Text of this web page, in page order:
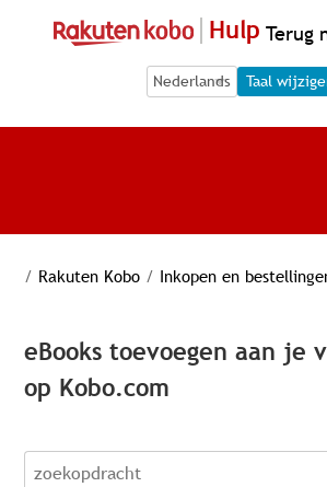
Hulp Terug
Language Selection
Language Selection
Taal
/ Rakuten Kobo / Inkopen en
eBooks toevoegen aan je
op Kobo.com